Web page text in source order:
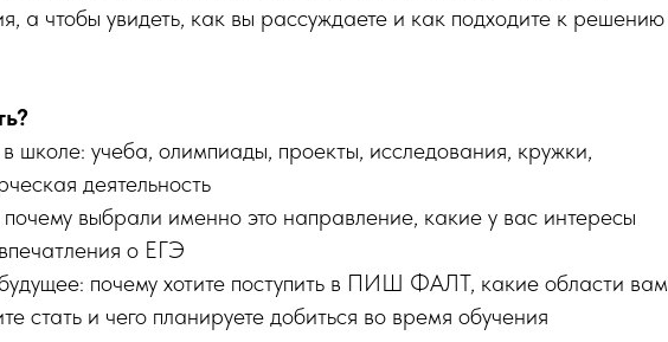
а чтобы увидеть, как вы рассуждаете и как подходите к решению
школе: учеба, олимпиады, проекты, исследования, кружки,
деятельность
выбрали именно это направление, какие у вас интересы
о ЕГЭ
почему хотите поступить в ПИШ ФАЛТ, какие области вам
стать и чего планируете добиться во время обучения